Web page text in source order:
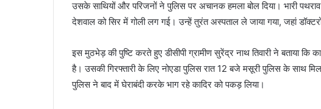
उसके साथियों और परिजनों ने पुलिस पर अचानक हमला बोल दिया। भारी
देशवाल को सिर में गोली लग गई। उन्हें तुरंत अस्पताल ले जाया गया, जहां
इस मुठभेड़ की पुष्टि करते हुए डीसीपी ग्रामीण सुरेंद्र नाथ तिवारी ने बताया कि
है। उसकी गिरफ्तारी के लिए नोएडा पुलिस रात 12 बजे मसूरी पुलिस के साथ
पुलिस ने बाद में घेराबंदी करके भाग रहे कादिर को पकड़ लिया।